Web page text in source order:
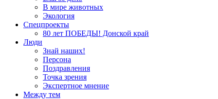
В мире животных
Экология
Спецпроекты
80 лет ПОБЕДЫ! Донской край
Люди
Знай наших!
Персона
Поздравления
Точка зрения
Экспертное мнение
Между тем